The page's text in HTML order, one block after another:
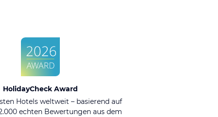
HolidayCheck Award
Hotels weltweit – basierend auf
echten Bewertungen aus dem